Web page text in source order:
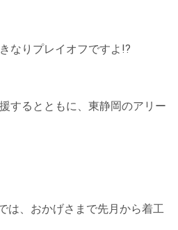
なりプレイオフですよ!?
するとともに、東静岡のアリー
は、おかげさまで先月から着工